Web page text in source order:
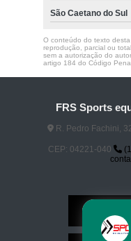
São Caetano do Sul
O conteúdo do texto
reprodução, parcial ou
sem a autorização do
artigo 184 do Código
FRS Sports
R. Pedro Fachini,
CEP: 04221-040